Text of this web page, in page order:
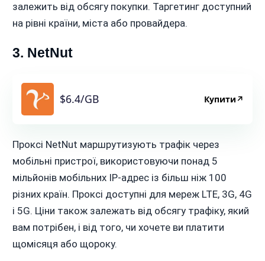
залежить від обсягу покупки. Таргетинг доступний
на рівні країни, міста або провайдера.
3. NetNut
$6.4/GB Купити ↗
Проксі NetNut маршрутизують трафік через
мобільні пристрої, використовуючи понад 5
мільйонів мобільних IP-адрес із більш ніж 100
різних країн. Проксі доступні для мереж LTE, 3G, 4G
і 5G. Ціни також залежать від обсягу трафіку, який
вам потрібен, і від того, чи хочете ви платити
щомісяця або щороку.